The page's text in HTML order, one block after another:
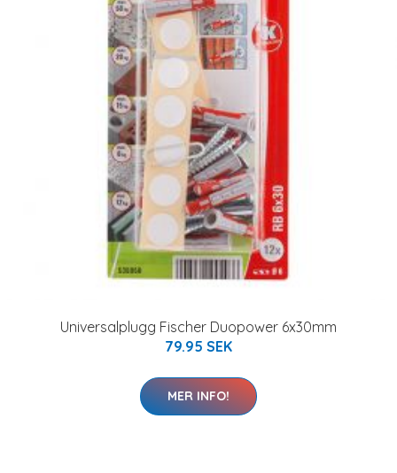
Universalplugg Fischer Duopower 6x30mm
79.95 SEK
MER INFO!